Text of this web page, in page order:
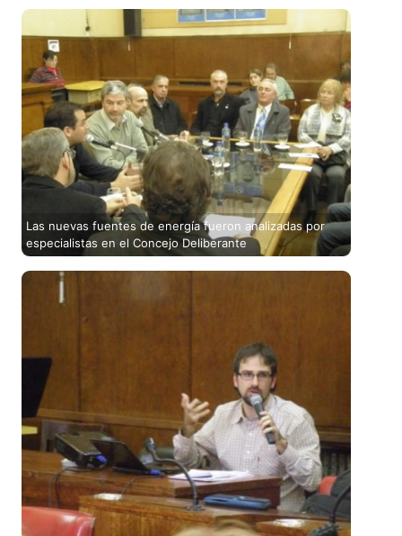
Las nuevas fuentes de energía fueron analizadas por
especialistas en el Concejo Deliberante